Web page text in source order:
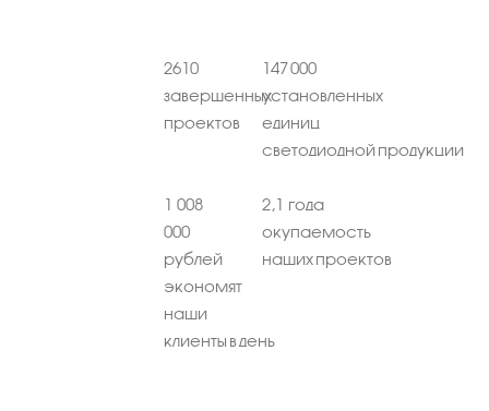
2610
завершенных
проектов
147 000
установленных
единиц
светодиодной продукции
1 008
000
рублей
экономят
наши
клиенты в день
2,1 года
окупаемость
наших проектов